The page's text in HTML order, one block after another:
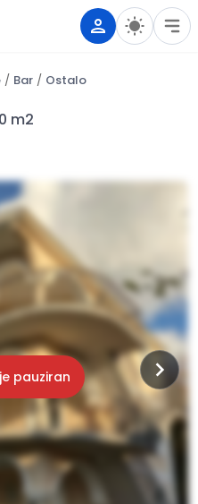
/ Bar / Ostalo
pauziran